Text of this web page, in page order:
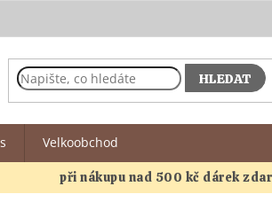
HLEDAT
Velkoobchod
při nákupu nad 500 kč dárek